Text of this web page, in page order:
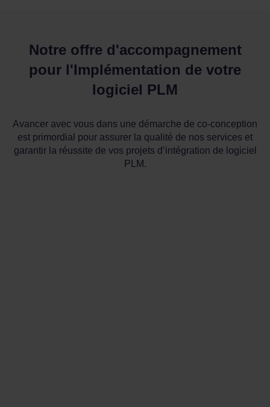
Notre offre d'accompagnement
pour l'Implémentation de votre
logiciel PLM
Avancer avec vous dans une démarche de co-conception
est primordial pour assurer la qualité de nos services et
garantir la réussite de vos projets d’intégration de logiciel
PLM.